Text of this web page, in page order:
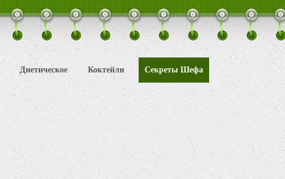
Диетическое Коктейли Секреты Шефа